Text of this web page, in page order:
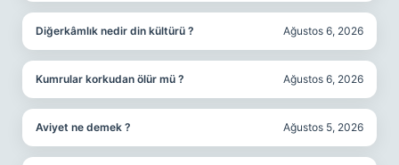
Diğerkâmlık nedir din kültürü ? Ağustos 6, 2026
Kumrular korkudan ölür mü ? Ağustos 6, 2026
Aviyet ne demek ? Ağustos 5, 2026